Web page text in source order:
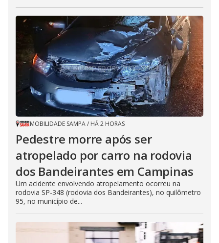
MOBILIDADE SAMPA/ HÁ 2 HORAS
Pedestre morre após ser
atropelado por carro na rodovia
dos Bandeirantes em Campinas
Um acidente envolvendo atropelamento ocorreu na
rodovia SP-348 (rodovia dos Bandeirantes), no quilômetro
95, no município de...